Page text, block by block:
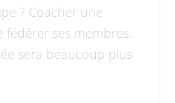
? Coacher une
ses membres.
sera beaucoup plus